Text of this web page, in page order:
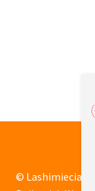
© Lashimiecia